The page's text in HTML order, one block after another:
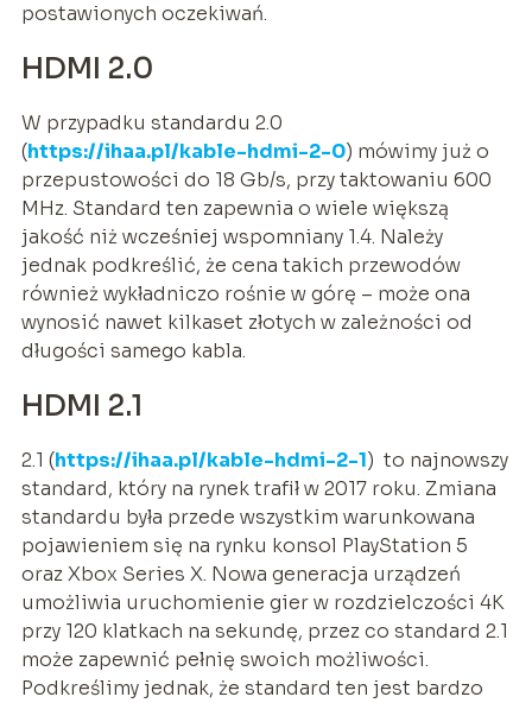
postawionych oczekiwań.
HDMI 2.0
W przypadku standardu 2.0
(https://ihaa.pl/kable-hdmi-2-0) mówimy już o
przepustowości do 18 Gb/s, przy taktowaniu 600
MHz. Standard ten zapewnia o wiele większą
jakość niż wcześniej wspomniany 1.4. Należy
jednak podkreślić, że cena takich przewodów
również wykładniczo rośnie w górę – może ona
wynosić nawet kilkaset złotych w zależności od
długości samego kabla.
HDMI 2.1
2.1 (https://ihaa.pl/kable-hdmi-2-1) to najnowszy
standard, który na rynek trafił w 2017 roku. Zmiana
standardu była przede wszystkim warunkowana
pojawieniem się na rynku konsol PlayStation 5
oraz Xbox Series X. Nowa generacja urządzeń
umożliwia uruchomienie gier w rozdzielczości 4K
przy 120 klatkach na sekundę, przez co standard 2.1
może zapewnić pełnię swoich możliwości.
Podkreślimy jednak, że standard ten jest bardzo